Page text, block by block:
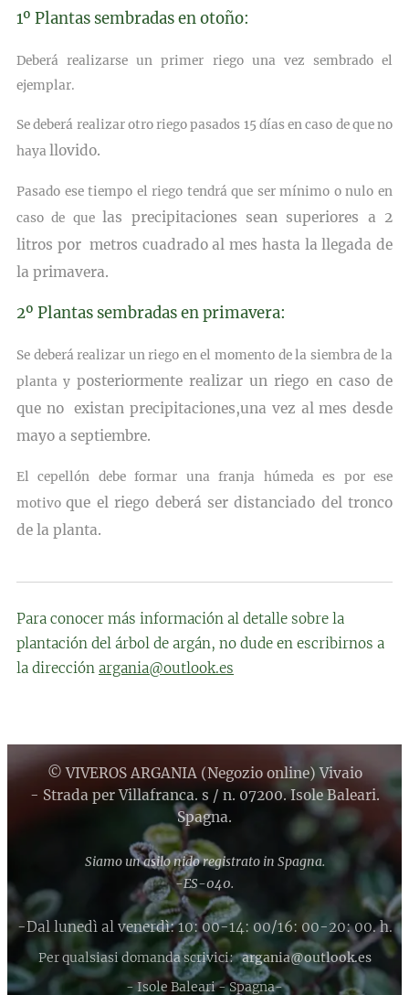
1º Plantas sembradas en otoño:
Deberá realizarse un primer riego una vez sembrado el
ejemplar.
Se deberá realizar otro riego pasados 15 días en caso de que no
hayallovido.
Pasado ese tiempo el riego tendrá que ser mínimo o nulo en
caso de quelas precipitaciones sean superiores a 2
litros por metros cuadrado al mes hasta la llegada de
la primavera.
2º Plantas sembradas en primavera:
Se deberá realizar un riego en el momento de la siembra de la
planta y posteriormente realizar un riego en caso de
que no existan precipitaciones,una vez al mes desde
mayo a septiembre.
El cepellón debe formar una franja húmeda es por ese
motivoque el riego deberá ser distanciado del tronco
de la planta.
Para conocer más información al detalle sobre la
plantación del árbol de argán, no dude en escribirnos a
la dirección argania@outlook.es
© VIVEROS ARGANIA (Negozio online) Vivaio
- Strada per Villafranca. s / n. 07200. Isole Baleari.
Spagna.
Siamo un asilo nido registrato in Spagna.
-ES-040.
-Dal lunedì al venerdì: 10: 00-14: 00/16: 00-20: 00. h.
Per qualsiasi domanda scrivici:argania@outlook.es
- Isole Baleari - Spagna-